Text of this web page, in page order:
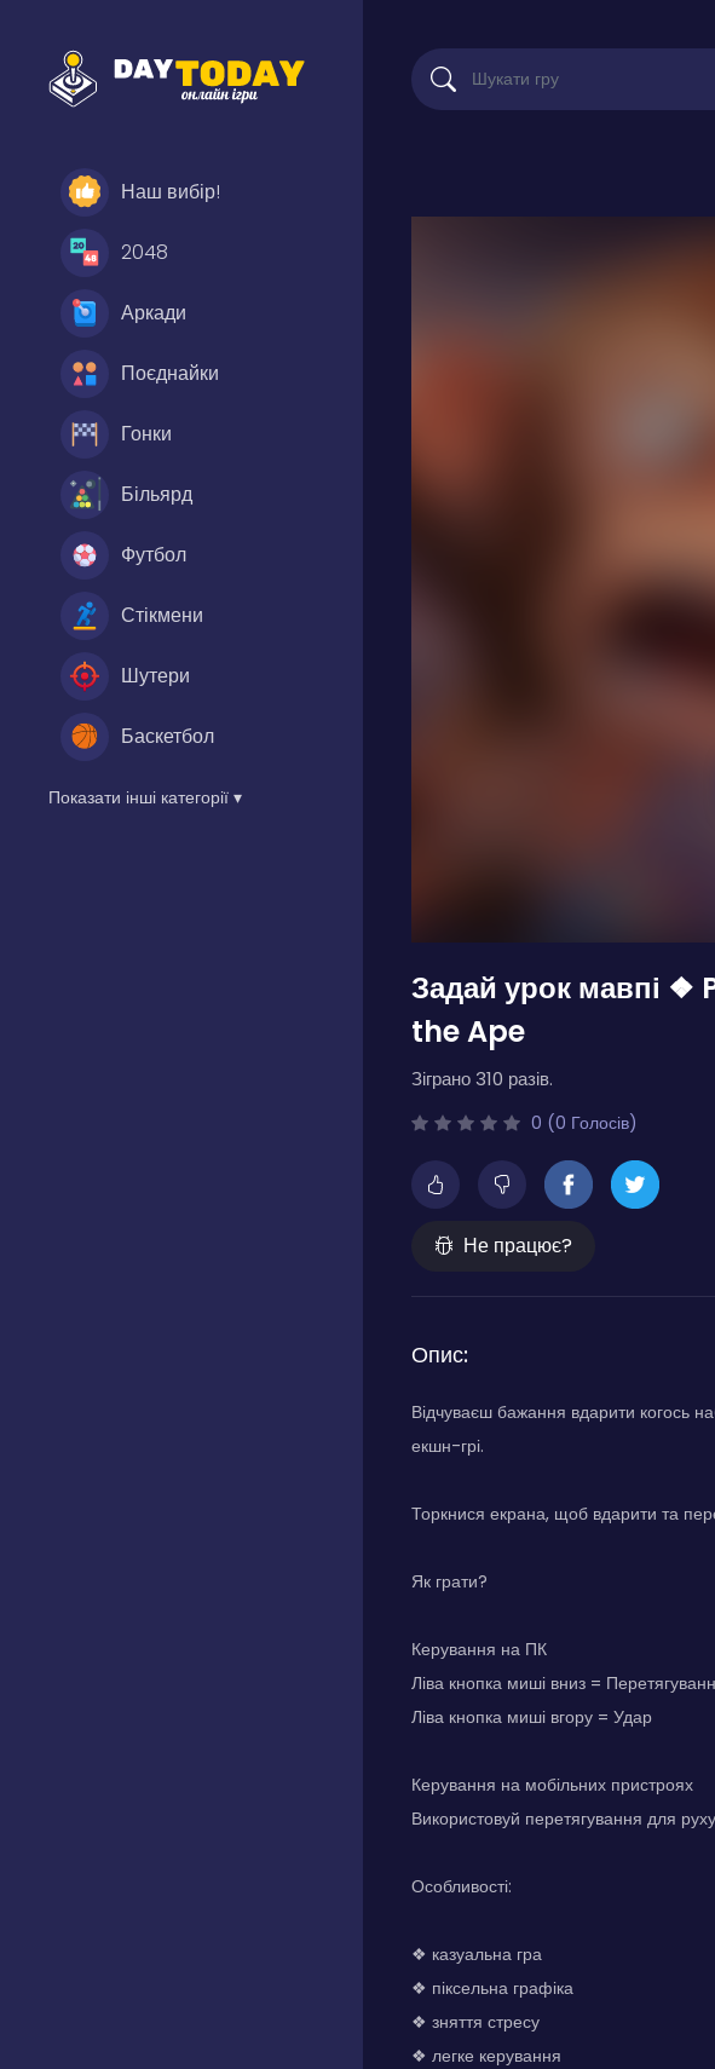
Наш вибір!
2048
Аркади
Поєднайки
Гонки
Більярд
Футбол
Стікмени
Шутери
Баскетбол
Показати інші категорії ▾
Задай урок мавпі ❖
the Ape
Зіграно 310 разів.
0 (0 Голосів)
Не працює?
Опис:
Відчуваєш бажання вдарити когось
екшн-грі.
Торкнися екрана, щоб вдарити та
Як грати?
Керування на ПК
Ліва кнопка миші вниз =
Ліва кнопка миші вгору = Удар
Керування на мобільних пристроях
Використовуй перетягування для
Особливості:
❖ казуальна гра
❖ піксельна графіка
❖ зняття стресу
❖ легке керування